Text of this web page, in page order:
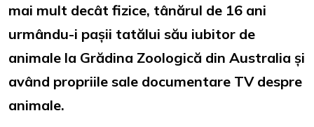
mai mult decât fizice, tânărul de 16 ani
urmându-i pașii tatălui său iubitor de
animale la Grădina Zoologică din Australia și
având propriile sale documentare TV despre
animale.